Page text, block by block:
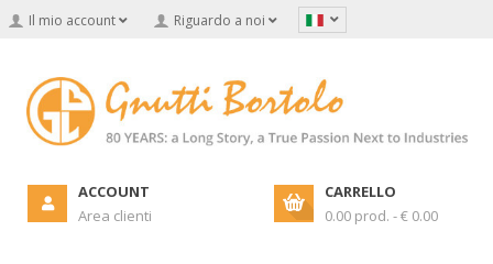
Il mio account Riguardo a noi
ACCOUNT
Area clienti
CARRELLO
0.00 prod. - € 0.00